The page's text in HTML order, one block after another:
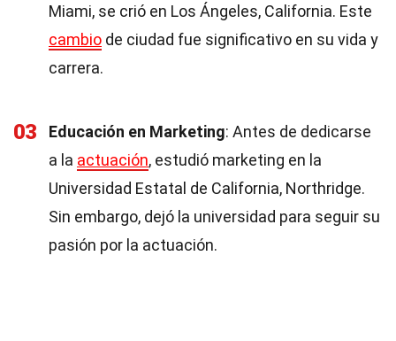
Miami, se crió en Los Ángeles, California. Este
cambio de ciudad fue significativo en su vida y
carrera.
03 Educación en Marketing: Antes de dedicarse
a la actuación, estudió marketing en la
Universidad Estatal de California, Northridge.
Sin embargo, dejó la universidad para seguir su
pasión por la actuación.